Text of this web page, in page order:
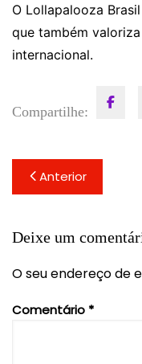
O Lollapalooza
que também
internacional.
Compartilhe:
Navegação
de
Post
Anterior
Deixe um
O seu endereço de
Comentário *